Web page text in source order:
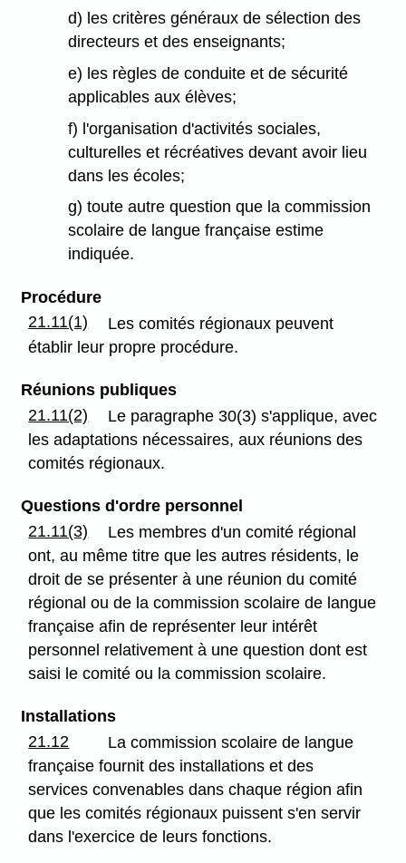
d) les critères généraux de sélection des
directeurs et des enseignants;
e) les règles de conduite et de sécurité
applicables aux élèves;
f) l'organisation d'activités sociales,
culturelles et récréatives devant avoir lieu
dans les écoles;
g) toute autre question que la commission
scolaire de langue française estime
indiquée.
Procédure
21.11(1)
Les comités régionaux peuvent
établir leur propre procédure.
Réunions publiques
21.11(2)
Le paragraphe 30(3) s'applique, avec
les adaptations nécessaires, aux réunions des
comités régionaux.
Questions d'ordre personnel
21.11(3)
Les membres d'un comité régional
ont, au même titre que les autres résidents, le
droit de se présenter à une réunion du comité
régional ou de la commission scolaire de langue
française afin de représenter leur intérêt
personnel relativement à une question dont est
saisi le comité ou la commission scolaire.
Installations
21.12
La commission scolaire de langue
française fournit des installations et des
services convenables dans chaque région afin
que les comités régionaux puissent s'en servir
dans l'exercice de leurs fonctions.